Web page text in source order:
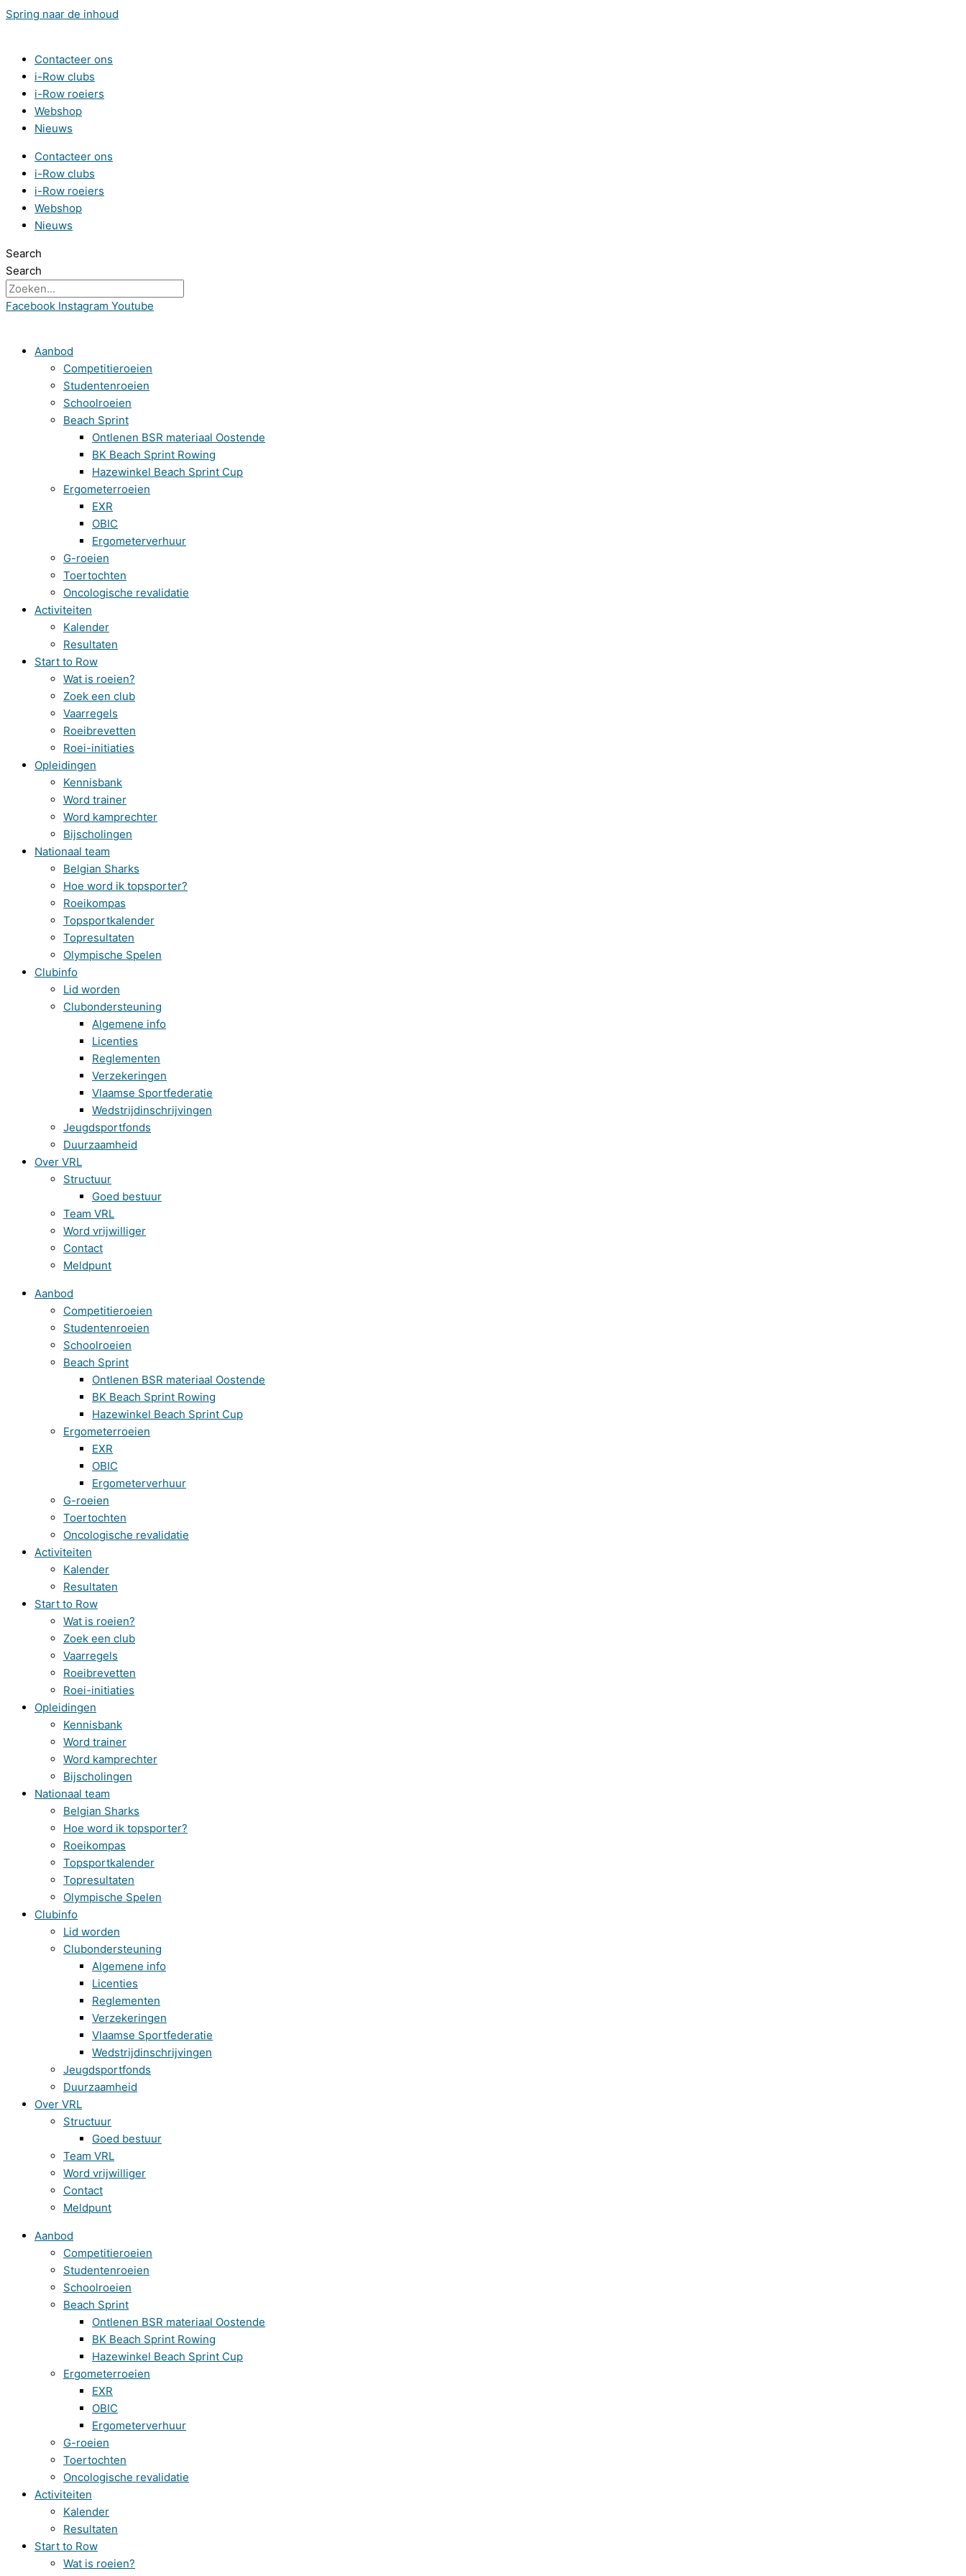
Spring naar de inhoud
Contacteer ons
i-Row clubs
i-Row roeiers
Webshop
Nieuws
Contacteer ons
i-Row clubs
i-Row roeiers
Webshop
Nieuws
Search
Search
Facebook Instagram Youtube
Aanbod
Competitieroeien
Studentenroeien
Schoolroeien
Beach Sprint
Ontlenen BSR materiaal Oostende
BK Beach Sprint Rowing
Hazewinkel Beach Sprint Cup
Ergometerroeien
EXR
OBIC
Ergometerverhuur
G-roeien
Toertochten
Oncologische revalidatie
Activiteiten
Kalender
Resultaten
Start to Row
Wat is roeien?
Zoek een club
Vaarregels
Roeibrevetten
Roei-initiaties
Opleidingen
Kennisbank
Word trainer
Word kamprechter
Bijscholingen
Nationaal team
Belgian Sharks
Hoe word ik topsporter?
Roeikompas
Topsportkalender
Topresultaten
Olympische Spelen
Clubinfo
Lid worden
Clubondersteuning
Algemene info
Licenties
Reglementen
Verzekeringen
Vlaamse Sportfederatie
Wedstrijdinschrijvingen
Jeugdsportfonds
Duurzaamheid
Over VRL
Structuur
Goed bestuur
Team VRL
Word vrijwilliger
Contact
Meldpunt
Aanbod
Competitieroeien
Studentenroeien
Schoolroeien
Beach Sprint
Ontlenen BSR materiaal Oostende
BK Beach Sprint Rowing
Hazewinkel Beach Sprint Cup
Ergometerroeien
EXR
OBIC
Ergometerverhuur
G-roeien
Toertochten
Oncologische revalidatie
Activiteiten
Kalender
Resultaten
Start to Row
Wat is roeien?
Zoek een club
Vaarregels
Roeibrevetten
Roei-initiaties
Opleidingen
Kennisbank
Word trainer
Word kamprechter
Bijscholingen
Nationaal team
Belgian Sharks
Hoe word ik topsporter?
Roeikompas
Topsportkalender
Topresultaten
Olympische Spelen
Clubinfo
Lid worden
Clubondersteuning
Algemene info
Licenties
Reglementen
Verzekeringen
Vlaamse Sportfederatie
Wedstrijdinschrijvingen
Jeugdsportfonds
Duurzaamheid
Over VRL
Structuur
Goed bestuur
Team VRL
Word vrijwilliger
Contact
Meldpunt
Aanbod
Competitieroeien
Studentenroeien
Schoolroeien
Beach Sprint
Ontlenen BSR materiaal Oostende
BK Beach Sprint Rowing
Hazewinkel Beach Sprint Cup
Ergometerroeien
EXR
OBIC
Ergometerverhuur
G-roeien
Toertochten
Oncologische revalidatie
Activiteiten
Kalender
Resultaten
Start to Row
Wat is roeien?